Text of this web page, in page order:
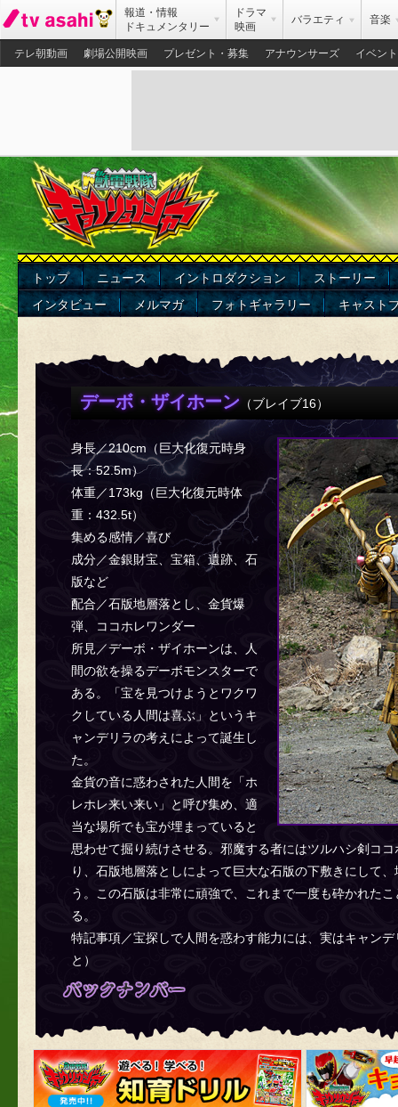
報道・情報
ドキュメンタリー
ドラマ
映画
バラエティ 音楽
テレ朝動画 劇場公開映画 プレゼント・募集 アナウンサーズ イベント
トップ ニュース イントロダクション
ストーリー
インタビュー
メルマガ フォトギャラリー キャスト
デーボ・ザイホーン （ブレイブ16）
身長／210cm（巨大化復元時身
長：52.5m）
体重／173kg（巨大化復元時体
重：432.5t）
集める感情／喜び
成分／金銀財宝、宝箱、遺跡、石
版など
配合／石版地層落とし、金貨爆
弾、ココホレワンダー
所見／デーボ・ザイホーンは、人
間の欲を操るデーボモンスターで
ある。「宝を見つけようとワクワ
クしている人間は喜ぶ」というキ
ャンデリラの考えによって誕生し
た。
金貨の音に惑わされた人間を「ホ
レホレ来い来い」と呼び集め、適
当な場所でも宝が埋まっていると
思わせて掘り続けさせる。邪魔する者にはツルハシ剣コ
り、石版地層落としによって巨大な石版の下敷きにして
う。この石版は非常に頑強で、これまで一度も砕かれた
る。
特記事項／宝探しで人間を惑わす能力には、実はキャン
と）